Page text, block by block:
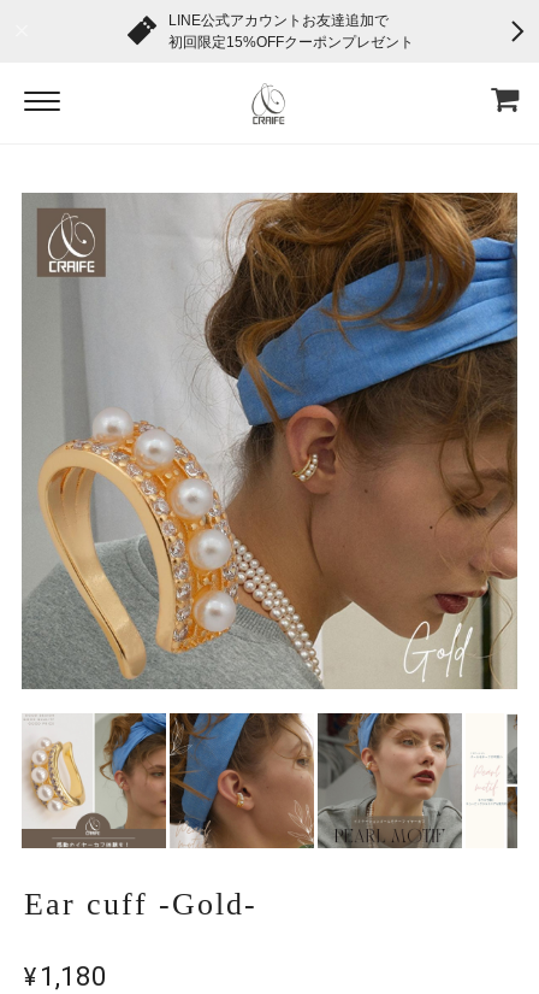
LINE公式アカウントお友達追加で
初回限定15%OFFクーポンプレゼント
Ear cuff -Gold-
¥1,180